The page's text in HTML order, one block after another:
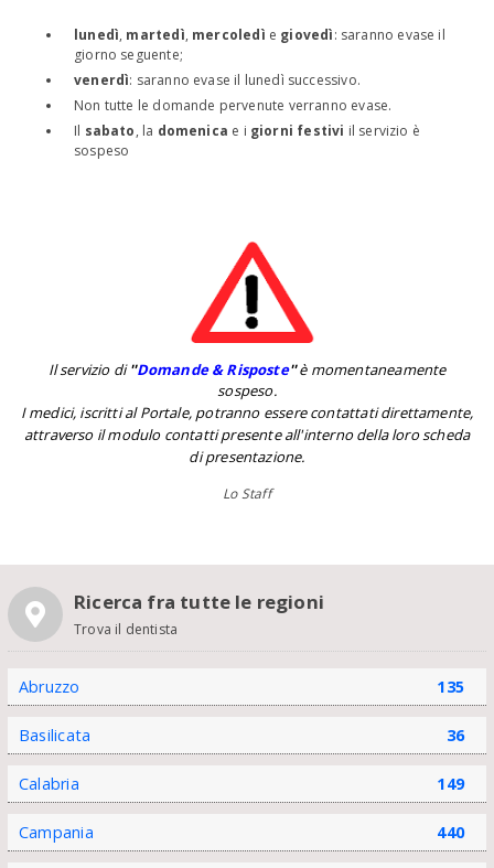
lunedì, martedì, mercoledì e giovedì: saranno evase il
giorno seguente;
venerdì: saranno evase il lunedì successivo.
Non tutte le domande pervenute verranno evase.
Il sabato, la domenica e i giorni festivi il servizio è
sospeso
Il servizio di''Domande & Risposte''è momentaneamente
sospeso.
I medici, iscritti al Portale, potranno essere contattati direttamente,
attraverso il modulo contatti presente all'interno della loro scheda
di presentazione.
Lo Staff
Ricerca fra tutte le regioni
Trova il dentista
Abruzzo 135
Basilicata 36
Calabria 149
Campania 440